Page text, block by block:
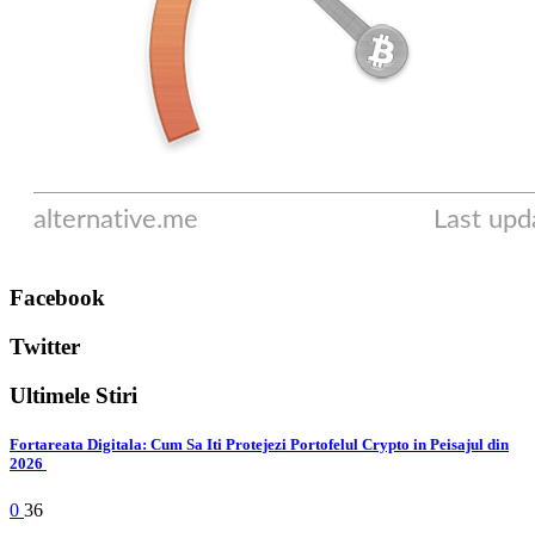
Facebook
Twitter
Ultimele Stiri
Fortareata Digitala: Cum Sa Iti Protejezi Portofelul Crypto in Peisajul din
2026
0 36